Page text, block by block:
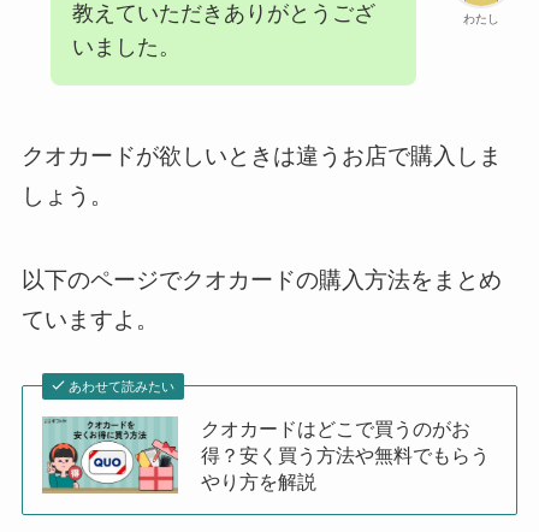
わたし
教えていただきありがとうござ
いました。
クオカードが欲しいときは違うお店で購入しま
しょう。
以下のページでクオカードの購入方法をまとめ
ていますよ。
あわせて読みたい
クオカードはどこで買うのがお
得？安く買う方法や無料でもらう
やり方を解説